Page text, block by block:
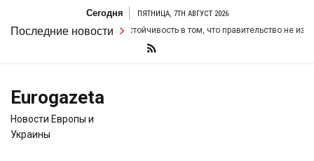
содержимому
Сегодня ПЯТНИЦА, 7TH АВГУСТ 2026
Последние новости
Стармер удвоил свою настойчивость в том, что правительство не
Eurogazeta
Новости Европы и
Украины